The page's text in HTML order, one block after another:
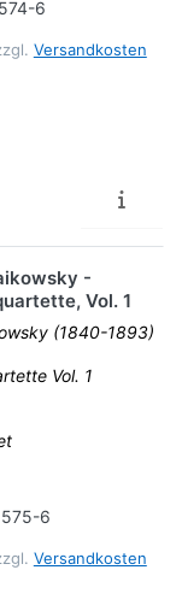
6
Versandkosten
-
Vol. 1
(1840-1893)
Vol. 1
6
Versandkosten